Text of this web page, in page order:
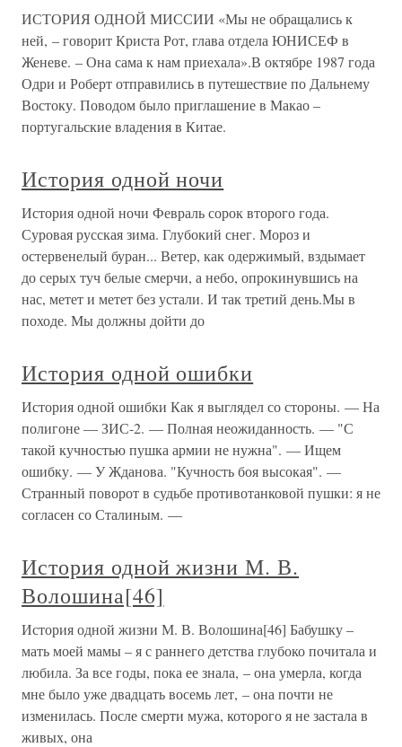
ИСТОРИЯ ОДНОЙ МИССИИ «Мы не обращались к
ней, – говорит Криста Рот, глава отдела ЮНИСЕФ в
Женеве. – Она сама к нам приехала».В октябре 1987 года
Одри и Роберт отправились в путешествие по Дальнему
Востоку. Поводом было приглашение в Макао –
португальские владения в Китае.
История одной ночи
История одной ночи Февраль сорок второго года.
Суровая русская зима. Глубокий снег. Мороз и
остервенелый буран... Ветер, как одержимый, вздымает
до серых туч белые смерчи, а небо, опрокинувшись на
нас, метет и метет без устали. И так третий день.Мы в
походе. Мы должны дойти до
История одной ошибки
История одной ошибки Как я выглядел со стороны. — На
полигоне — ЗИС-2. — Полная неожиданность. — "С
такой кучностью пушка армии не нужна". — Ищем
ошибку. — У Жданова. "Кучность боя высокая". —
Странный поворот в судьбе противотанковой пушки: я не
согласен со Сталиным. —
История одной жизни М. В.
Волошина[46]
История одной жизни М. В. Волошина[46] Бабушку –
мать моей мамы – я с раннего детства глубоко почитала и
любила. За все годы, пока ее знала, – она умерла, когда
мне было уже двадцать восемь лет, – она почти не
изменилась. После смерти мужа, которого я не застала в
живых, она